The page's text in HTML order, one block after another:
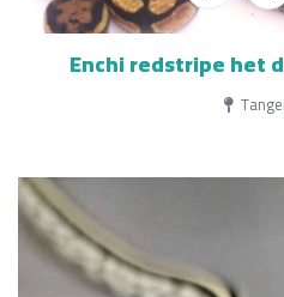
Enchi redstripe het